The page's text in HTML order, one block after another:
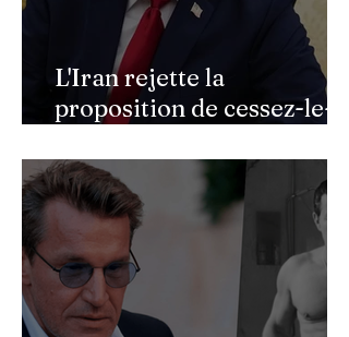
L'Iran rejette la
proposition de cessez-le-